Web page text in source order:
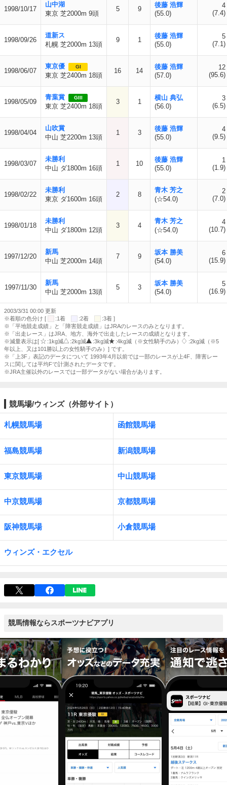
1998/10/17
山中湖
東京 芝2000m 9頭
5 9
後藤 浩輝
(55.0)
4
(7.4)
1998/09/26
道新ス
札幌 芝2000m 13頭
9 1
後藤 浩輝
(55.0)
5
(7.1)
1998/06/07
東京優 GI
東京 芝2400m 18頭
16 14
後藤 浩輝
(57.0)
12
(95.6)
1998/05/09
青葉賞 GIII
東京 芝2400m 18頭
3 1
横山 典弘
(56.0)
3
(6.5)
1998/04/04
山吹賞
中山 芝2200m 13頭
1 3
後藤 浩輝
(55.0)
4
(9.5)
1998/03/07
未勝利
中山 ダ1800m 16頭
1 10
後藤 浩輝
(55.0)
1
(1.9)
1998/02/22
未勝利
東京 ダ1600m 16頭
2 8
青木 芳之
(☆54.0)
2
(7.0)
1998/01/18
未勝利
中山 ダ1800m 12頭
3 4
青木 芳之
(☆54.0)
4
(10.7)
1997/12/20
新馬
中山 芝2000m 14頭
7 9
坂本 勝美
(54.0)
6
(15.9)
1997/11/30
新馬
中山 芝2000m 13頭
5 3
坂本 勝美
(54.0)
5
(16.9)
2003/3/31 00:00 更新
※着順の色分け [
:1着 :2着
:3着 ]
※「平地競走成績」と「障害競走成績」はJRAのレースのみとなります。
※「出走レース」はJRA、地方、海外で出走したレースの成績となります。
※減量表示は[
:1kg減 :2kg減 :3kg減 :4kg減（※女性騎手のみ）
:2kg減（※5
年以上、又は101勝以上の女性騎手のみ）] です。
※「上3F」表記のデータについて 1993年4月以前では一部のレースが上4F、障害レー
スに関しては平均Fで計測されたデータです。
※JRA主催以外のレースでは一部データがない場合があります。
競馬場/ウィンズ（外部サイト）
札幌競馬場 函館競馬場
福島競馬場 新潟競馬場
東京競馬場 中山競馬場
中京競馬場 京都競馬場
阪神競馬場 小倉競馬場
ウィンズ・エクセル
競馬情報ならスポーツナビアプリ